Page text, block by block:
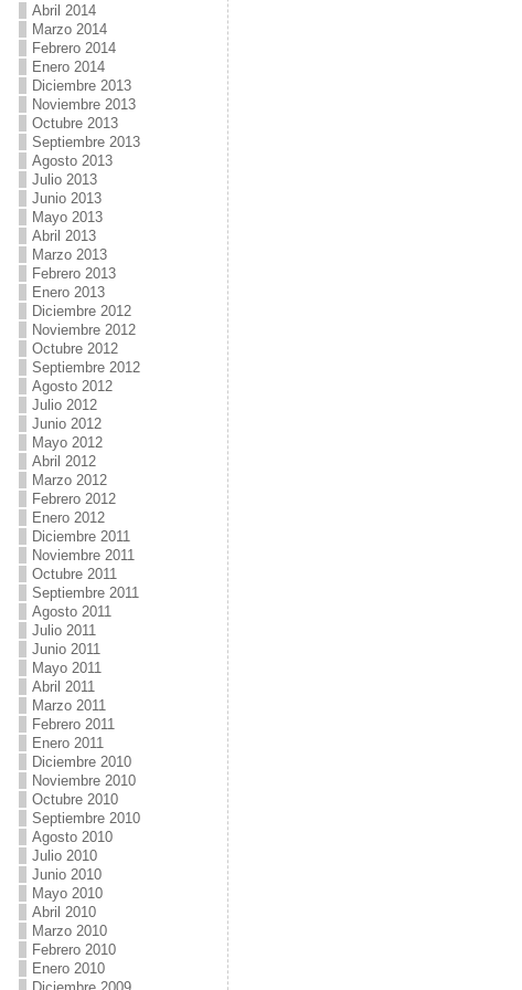
Abril 2014
Marzo 2014
Febrero 2014
Enero 2014
Diciembre 2013
Noviembre 2013
Octubre 2013
Septiembre 2013
Agosto 2013
Julio 2013
Junio 2013
Mayo 2013
Abril 2013
Marzo 2013
Febrero 2013
Enero 2013
Diciembre 2012
Noviembre 2012
Octubre 2012
Septiembre 2012
Agosto 2012
Julio 2012
Junio 2012
Mayo 2012
Abril 2012
Marzo 2012
Febrero 2012
Enero 2012
Diciembre 2011
Noviembre 2011
Octubre 2011
Septiembre 2011
Agosto 2011
Julio 2011
Junio 2011
Mayo 2011
Abril 2011
Marzo 2011
Febrero 2011
Enero 2011
Diciembre 2010
Noviembre 2010
Octubre 2010
Septiembre 2010
Agosto 2010
Julio 2010
Junio 2010
Mayo 2010
Abril 2010
Marzo 2010
Febrero 2010
Enero 2010